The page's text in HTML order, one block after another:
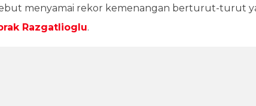
menyamai rekor kemenangan berturut-turut
Razgatlioglu.